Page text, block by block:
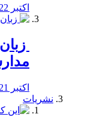
اکتبر 22, 2019
اکتبر 21, 2019
نشریات